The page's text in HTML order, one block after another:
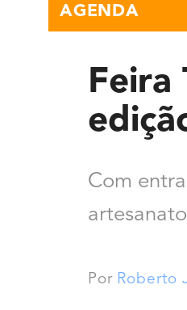
AGENDA
Feira
Com
Por Roberto